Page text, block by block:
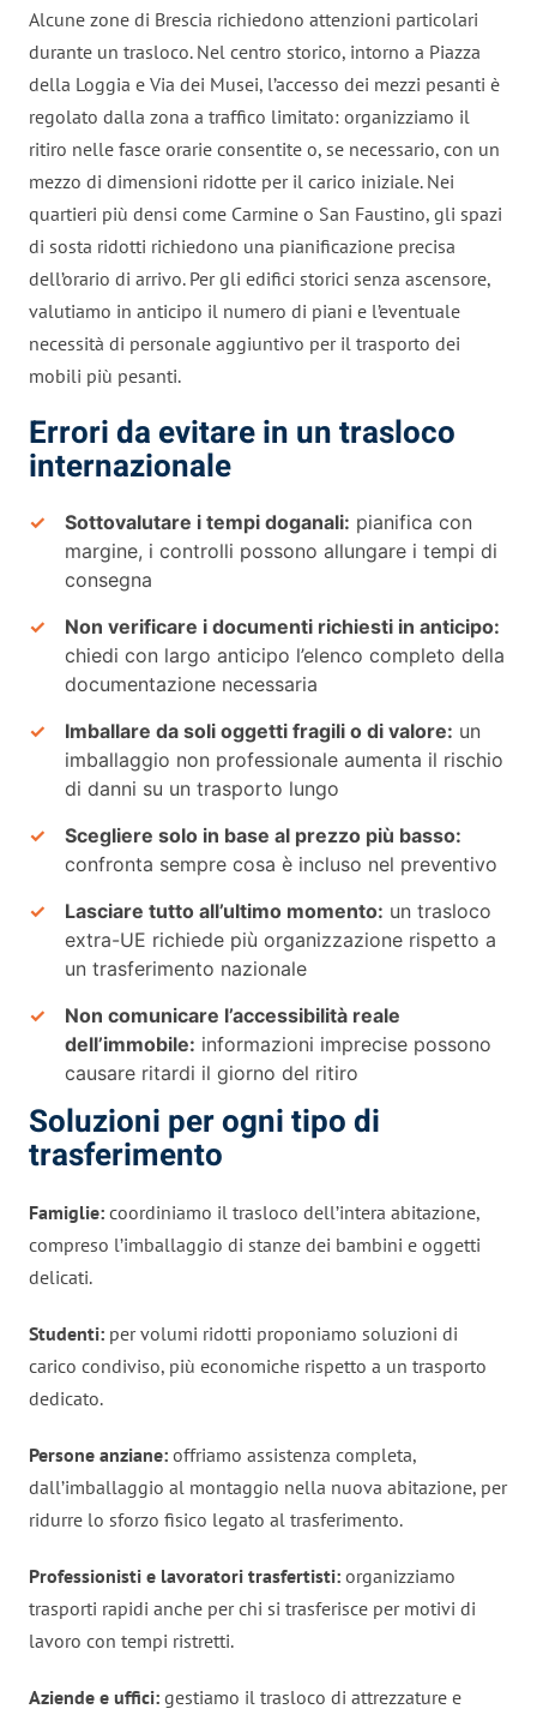
Alcune zone di Brescia richiedono attenzioni particolari
durante un trasloco. Nel centro storico, intorno a Piazza
della Loggia e Via dei Musei, l’accesso dei mezzi pesanti è
regolato dalla zona a traffico limitato: organizziamo il
ritiro nelle fasce orarie consentite o, se necessario, con un
mezzo di dimensioni ridotte per il carico iniziale. Nei
quartieri più densi come Carmine o San Faustino, gli spazi
di sosta ridotti richiedono una pianificazione precisa
dell’orario di arrivo. Per gli edifici storici senza ascensore,
valutiamo in anticipo il numero di piani e l’eventuale
necessità di personale aggiuntivo per il trasporto dei
mobili più pesanti.
Errori da evitare in un trasloco
internazionale
Sottovalutare i tempi doganali: pianifica con
margine, i controlli possono allungare i tempi di
consegna
Non verificare i documenti richiesti in anticipo:
chiedi con largo anticipo l’elenco completo della
documentazione necessaria
Imballare da soli oggetti fragili o di valore: un
imballaggio non professionale aumenta il rischio
di danni su un trasporto lungo
Scegliere solo in base al prezzo più basso:
confronta sempre cosa è incluso nel preventivo
Lasciare tutto all’ultimo momento: un trasloco
extra-UE richiede più organizzazione rispetto a
un trasferimento nazionale
Non comunicare l’accessibilità reale
dell’immobile: informazioni imprecise possono
causare ritardi il giorno del ritiro
Soluzioni per ogni tipo di
trasferimento
Famiglie: coordiniamo il trasloco dell’intera abitazione,
compreso l’imballaggio di stanze dei bambini e oggetti
delicati.
Studenti: per volumi ridotti proponiamo soluzioni di
carico condiviso, più economiche rispetto a un trasporto
dedicato.
Persone anziane: offriamo assistenza completa,
dall’imballaggio al montaggio nella nuova abitazione, per
ridurre lo sforzo fisico legato al trasferimento.
Professionisti e lavoratori trasfertisti: organizziamo
trasporti rapidi anche per chi si trasferisce per motivi di
lavoro con tempi ristretti.
Aziende e uffici: gestiamo il trasloco di attrezzature e